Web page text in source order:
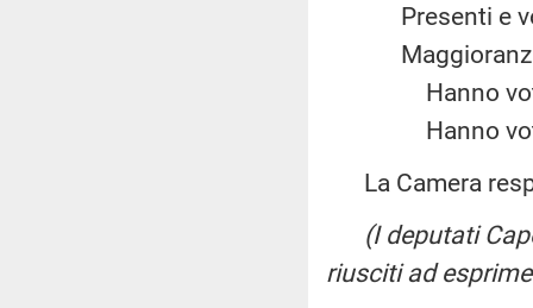
Presenti
Hanno
Hanno
La Camera
(I deputati
riusciti ad